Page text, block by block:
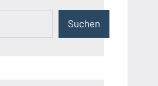
Suchen